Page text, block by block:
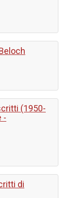
(1950-
-
di